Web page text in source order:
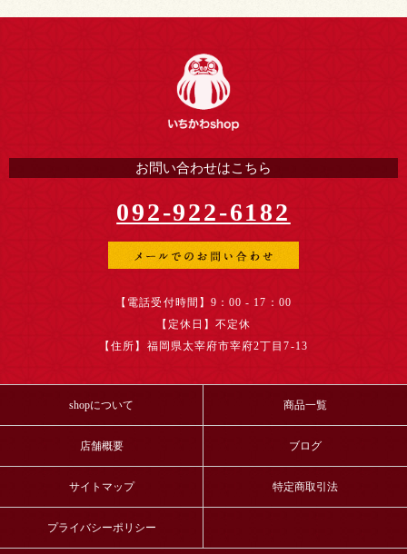
お問い合わせはこちら
092-922-6182
【電話受付時間】9：00 - 17：00
【定休日】不定休
【住所】福岡県太宰府市宰府2丁目7-13
shopについて 商品一覧
店舗概要 ブログ
サイトマップ 特定商取引法
プライバシーポリシー